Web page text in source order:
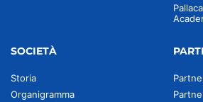
SOCIETÀ
Storia
Organigramma